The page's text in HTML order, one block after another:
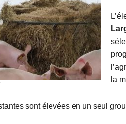
la
sont élevées en un seul